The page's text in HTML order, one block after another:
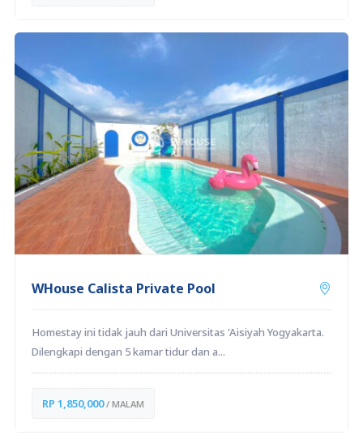
WHouse Calista Private Pool
Homestay ini tidak jauh dari Universitas 'Aisiyah Yogyakarta.
Dilengkapi dengan 5 kamar tidur dan a...
RP 1,850,000/ MALAM